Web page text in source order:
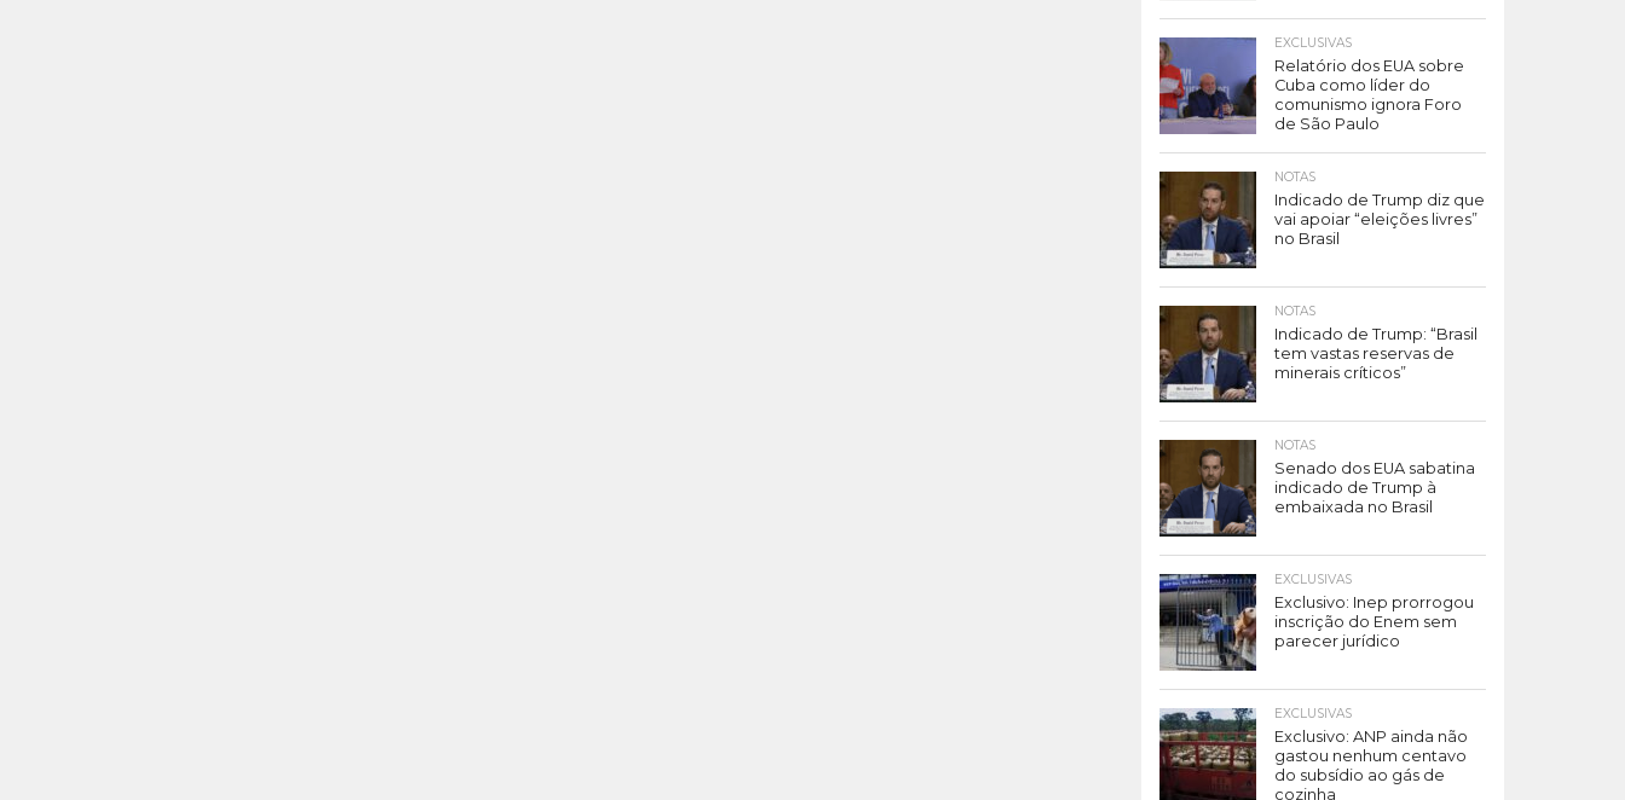
EXCLUSIVAS
Relatório dos EUA sobre
Cuba como líder do
comunismo ignora Foro
de São Paulo
NOTAS
Indicado de Trump diz que
vai apoiar “eleições livres”
no Brasil
NOTAS
Indicado de Trump: “Brasil
tem vastas reservas de
minerais críticos”
NOTAS
Senado dos EUA sabatina
indicado de Trump à
embaixada no Brasil
EXCLUSIVAS
Exclusivo: Inep prorrogou
inscrição do Enem sem
parecer jurídico
EXCLUSIVAS
Exclusivo: ANP ainda não
gastou nenhum centavo
do subsídio ao gás de
cozinha